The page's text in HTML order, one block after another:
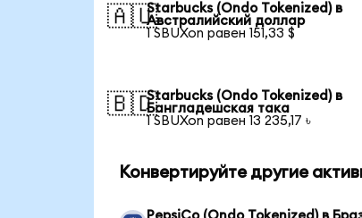
🇦🇺Starbucks (Ondo Tokenized) в
Австралийский доллар
1 SBUXon равен 151,33 $
🇧🇩Starbucks (Ondo Tokenized) в
Бангладешская така
1 SBUXon равен 13 235,17 ৳
Конвертируйте другие